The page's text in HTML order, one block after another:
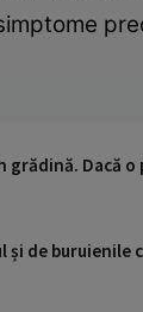
grădină. Dacă
și de